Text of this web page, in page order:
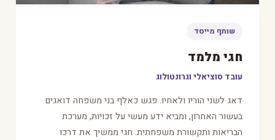
שותף מייסד
חגי מלמד
עובד סוציאלי וגרונטולוג
דאג לשני הוריו ולאחיו. פגש כאלף בני משפחה דואגים
בעשור האחרון, ומביא ידע מעשי על זכויות, מערכת
הבריאות ותקשורת משפחתית. חגי ממשיך את דרכו